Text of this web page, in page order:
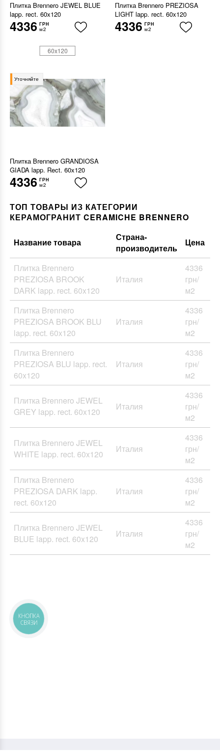
Плитка Brennero JEWEL BLUE
lapp. rect. 60x120
4336 ГРН
м2
Плитка Brennero PREZIOSA
LIGHT lapp. rect. 60x120
4336 ГРН
м2
Уточняйте
Плитка Brennero GRANDIOSA
GIADA lapp. Rect. 60x120
4336 ГРН
м2
60x120
ТОП ТОВАРЫ ИЗ КАТЕГОРИИ
КЕРАМОГРАНИТ CERAMICHE BRENNERO
Название товара
Страна-
производитель
Цена
Плитка Brennero
PREZIOSA BROOK
DARK lapp. rect. 60x120
Италия
4336
грн/
м2
Плитка Brennero
PREZIOSA BROOK BLU
lapp. rect. 60x120
Италия
4336
грн/
м2
Плитка Brennero
PREZIOSA BLU lapp. rect.
60x120
Италия
4336
грн/
м2
Плитка Brennero JEWEL
GREY lapp. rect. 60x120
Италия
4336
грн/
м2
Плитка Brennero JEWEL
WHITE lapp. rect. 60x120
Италия
4336
грн/
м2
Плитка Brennero
PREZIOSA DARK lapp.
rect. 60x120
Италия
4336
грн/
м2
Плитка Brennero JEWEL
BLUE lapp. rect. 60x120
Италия
4336
грн/
м2
КНОПКА
СВЯЗИ